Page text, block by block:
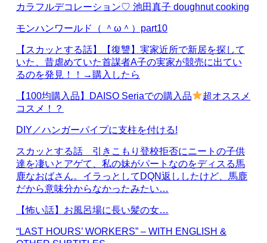
カラフルデコレーション♡ 池田真子 doughnut cooking
モンハンワールド（ ＾ω＾）part10
【スカッとする話】【復讐】実家近所で新居を探して
いた、昔虐めていた首謀者A子の実家が競売に出てい
るのを発見！！→購入したら
【100均購入品】DAISO Seriaでの購入品
超オススメ
コスメ！？
DIY／ハンガーパイプに支柱を付ける!
スカッとする話 引きこもり登校拒否にニートの子供
達を凄いとアゲて、私の妹がパートなのをディスる馬
鹿なおばさん。イラっとしてDQN返ししたけど、馬鹿
だから意味分からなかったみたい…
【怖い話】お風呂場に長い髪の女…
“LAST HOURS’ WORKERS” – WITH ENGLISH &